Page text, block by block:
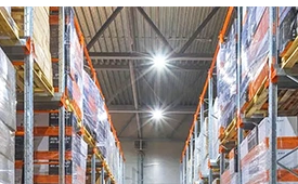
ШКАФЫ
Металлообработка
Сварочное
Производства с ЧПУ
Ремонтная и